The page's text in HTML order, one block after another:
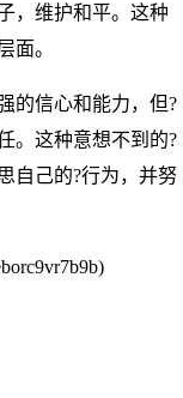
，维护和平。这种
面。
的信心和能力，但?
。这种意想不到的?
自己的?行为，并努